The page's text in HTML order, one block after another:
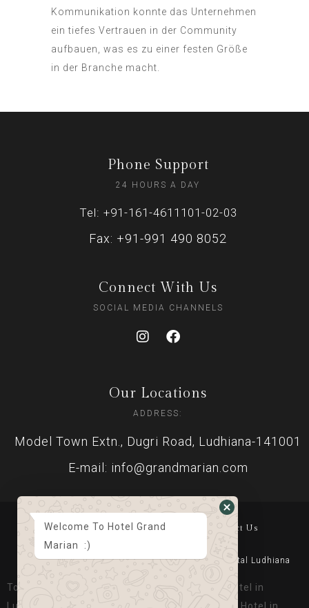
Kommunikation konnte das Unternehmen
ein tiefes Vertrauen in der Community
aufbauen, was es zu einer festen Größe
in der Branche macht.
Phone Support
24 HOURS A DAY
Tel: +91-161-4611101-02-03
Fax: +91-991 490 8052
Connect With Us
SOCIAL MEDIA CHANNELS
Our Locations
ADDRESS:
Model Town Extn., Dugri Road, Ludhiana-141001
E-mail: info@grandmarian.com
HomeAbout UsGallerySuits & Rooms Contact Us
© Copyright 2023 Grand Marian. Designed By Digital Ludhiana
Top Luxury Hotel in Ludhiana, Best Banquet Hotel in
Welcome To Hotel Grand
Marian :)